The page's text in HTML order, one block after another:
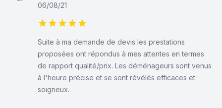
06/08/21
Suite à ma demande de devis les prestations
proposées ont répondus à mes attentes en termes
de rapport qualité/prix. Les déménageurs sont venus
à l'heure précise et se sont révélés efficaces et
soigneux.